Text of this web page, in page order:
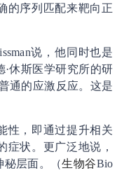
的序列匹配来靶向正
说，他同时也是
休斯医学研究所的研
通的应激反应。这是
性，即通过提升相关
症状。更广泛地说，
秘层面。（生物谷Bio